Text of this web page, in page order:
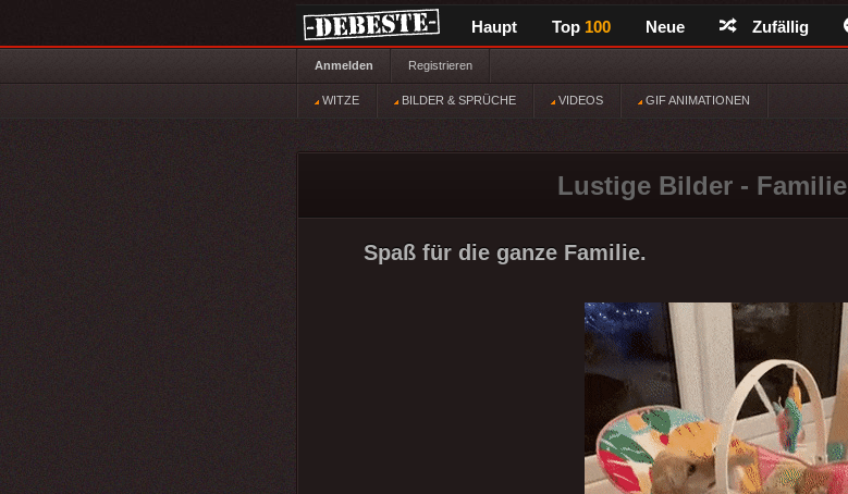
Haupt Top 100 Neue Zufällig
Anmelden Registrieren
WITZE BILDER & SPRÜCHE VIDEOS GIF ANIMATIONEN
Lustige Bilder -
Spaß für die ganze Familie.